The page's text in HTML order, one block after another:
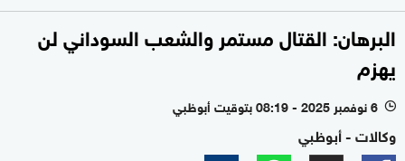
البرهان: القتال مستمر والشعب السوداني لن
يهزم
l 6 نوفمبر 2025 - 08:19 بتوقيت أبوظبي
وكالات - أبوظبي